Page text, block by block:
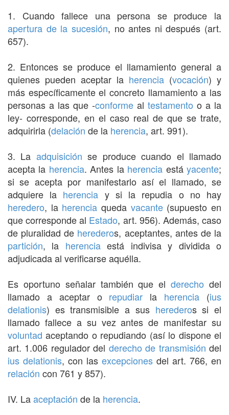
1. Cuando fallece una persona se produce la
apertura de la sucesión, no antes ni después (art.
657).
2. Entonces se produce el llamamiento general a
quienes pueden aceptar la herencia (vocación) y
más específicamente el concreto llamamiento a las
personas a las que -conforme al testamento o a la
ley- corresponde, en el caso real de que se trate,
adquirirla (delación de la herencia, art. 991).
3. La adquisición se produce cuando el llamado
acepta la herencia. Antes la herencia estáyacente;
si se acepta por manifestarlo así el llamado, se
adquiere la herencia y si la repudia o no hay
heredero, la herencia queda vacante(supuesto en
que corresponde al Estado, art. 956). Además, caso
de pluralidad de herederos, aceptantes, antes de la
partición, la herenciaestá indivisa y dividida o
adjudicada al verificarse aquélla.
Es oportuno señalar también que elderecho del
llamado a aceptar o repudiar la herencia (ius
delationis) es transmisible a sus herederos si el
llamado fallece a su vez antes de manifestar su
voluntad aceptando o repudiando (así lo dispone el
art. 1.006 regulador del derecho de transmisión del
ius delationis, con las excepciones del art. 766, en
relación con 761 y 857).
IV. Laaceptación de la herencia.